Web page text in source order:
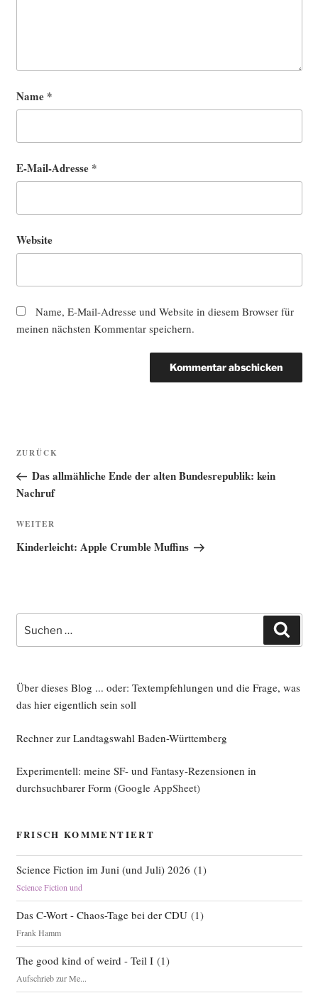
Name *
E-Mail-Adresse *
Website
Name, E-Mail-Adresse und Website in diesem Browser für
meinen nächsten Kommentar speichern.
Beitragsnavigation
Vorheriger
Beitrag
ZURÜCK
Das allmähliche Ende der alten Bundesrepublik: kein
Nachruf
Nächster
Beitrag
WEITER
Kinderleicht: Apple Crumble Muffins
nach:
Über dieses Blog ... oder: Textempfehlungen und die Frage, was
das hier eigentlich sein soll
Rechner zur Landtagswahl Baden-Württemberg
Experimentell: meine SF- und Fantasy-Rezensionen in
durchsuchbarer Form(Google AppSheet)
FRISCH KOMMENTIERT
Science Fiction im Juni (und Juli) 2026 (1)
Science Fiction und
Das C-Wort - Chaos-Tage bei der CDU(1)
Frank Hamm
The good kind of weird - Teil I(1)
Aufschrieb zur Me...